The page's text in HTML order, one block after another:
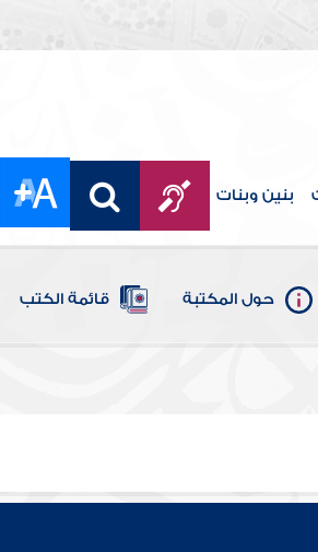
بنين وبنات
حول المكتبة قائمة الكتب